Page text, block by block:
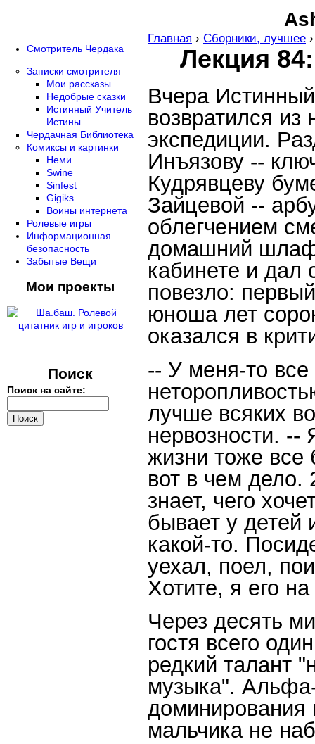
Главная › Сборники, лучшее
Лекция
Вчера
возвратился из
экспедиции.
Инъязову --
Кудрявцеву
Зайцевой --
облегчением
домашний
кабинете и дал
повезло:
юноша лет
оказался в
-- У меня-то
лучше всяких
нервозности.
жизни тоже все
вот в чем дело.
знает, чего
бывает у
какой-то.
уехал, поел,
Хотите, я его
Через десять
гостя всего
редкий талант
музыка".
доминирования
мальчика не
Смотритель Чердака
Записки смотрителя
Мои рассказы
Недобрые сказки
Истинный Учитель
Истины
Чердачная Библиотека
Комиксы и картинки
Неми
Swine
Sinfest
Gigiks
Воины интернета
Ролевые игры
Информационная
безопасность
Забытые Вещи
Мои проекты
Поиск
Поиск на сайте: